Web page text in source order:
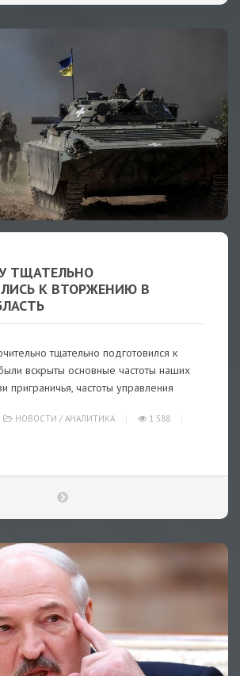
ТЩАТЕЛЬНО
К ВТОРЖЕНИЮ В
тщательно подготовился к
вскрыты основные частоты наших
приграничья, частоты управления
НОВОСТИ / АНАЛИТИКА
1 588